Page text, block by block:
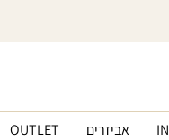
אביזרים OUTLET